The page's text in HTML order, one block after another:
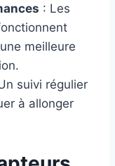
: Les
meilleure
suivi régulier
à allonger